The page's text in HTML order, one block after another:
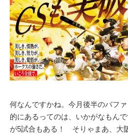
何なんですかね。今月後半のバフ
的にあるってのは、いかがなもん
が5試合もある！ そりゃまあ、大